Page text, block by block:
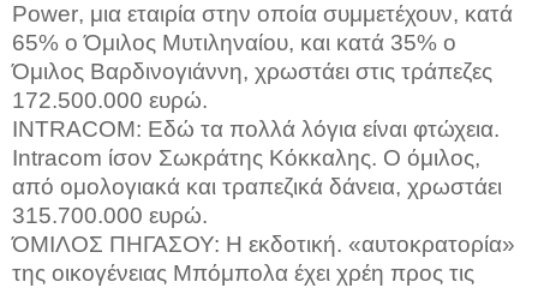
Power, μια εταιρία στην οποία συμμετέχουν, κατά
65% ο Όμιλος Μυτιληναίου, και κατά 35% ο
Όμιλος Βαρδινογιάννη, χρωστάει στις τράπεζες
172.500.000 ευρώ.
INTRACOM: Εδώ τα πολλά λόγια είναι φτώχεια.
Intracom ίσον Σωκράτης Κόκκαλης. Ο όμιλος,
από ομολογιακά και τραπεζικά δάνεια, χρωστάει
315.700.000 ευρώ.
ΌΜΙΛΟΣ ΠΗΓΑΣΟΥ: Η εκδοτική. «αυτοκρατορία»
της οικογένειας Μπόμπολα έχει χρέη προς τις